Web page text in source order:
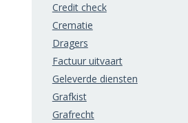
Credit check
Crematie
Dragers
Factuur uitvaart
Geleverde diensten
Grafkist
Grafrecht